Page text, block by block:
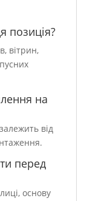
позиція?
вітрин,
на
від
перед
основу